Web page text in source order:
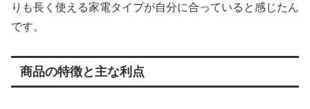
りも長く使える家電タイプが自分に合っていると感じたん
です。
商品の特徴と主な利点